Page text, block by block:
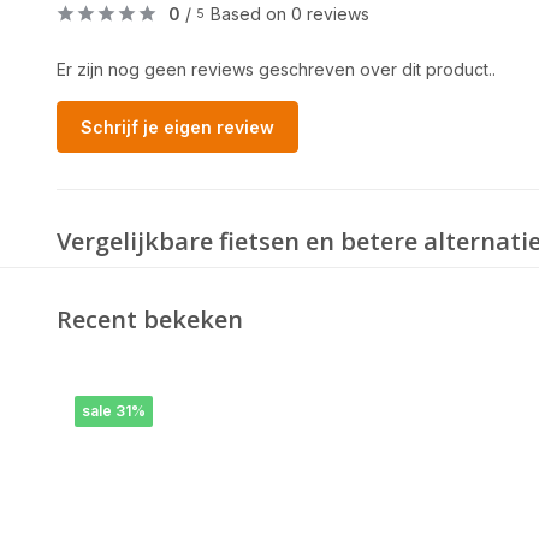
0 / 5 Based on 0 reviews
Er zijn nog geen reviews geschreven over dit product..
Schrijf je eigen review
Vergelijkbare fietsen en betere
Recent bekeken
sale 31%